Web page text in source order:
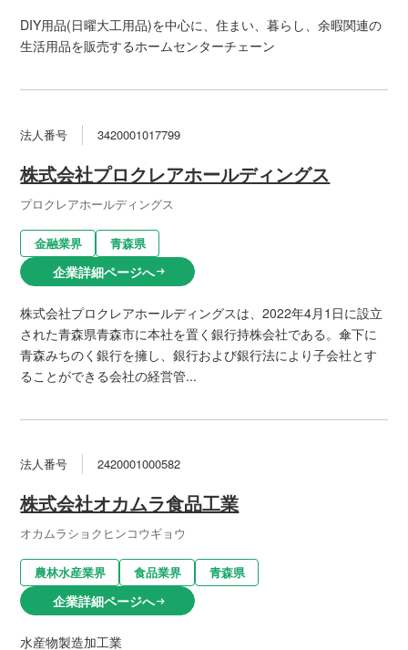
DIY用品(日曜大工用品)を中心に、住まい、暮らし、余暇関連の
生活用品を販売するホームセンターチェーン
法人番号 3420001017799
株式会社プロクレアホールディングス
プロクレアホールディングス
金融業界 青森県
企業詳細ページへarrow_right_alt
株式会社プロクレアホールディングスは、2022年4月1日に設立
された青森県青森市に本社を置く銀行持株会社である。傘下に
青森みちのく銀行を擁し、銀行および銀行法により子会社とす
ることができる会社の経営管...
法人番号 2420001000582
株式会社オカムラ食品工業
オカムラショクヒンコウギョウ
農林水産業界 食品業界 青森県
企業詳細ページへarrow_right_alt
水産物製造加工業